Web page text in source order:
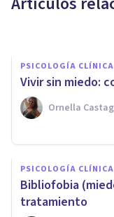
PSICOLOGÍA CLÍNICA
​Vivir sin miedo:
Ornella
PSICOLOGÍA CLÍNICA
​Bibliofobia
tratamiento
tratamiento